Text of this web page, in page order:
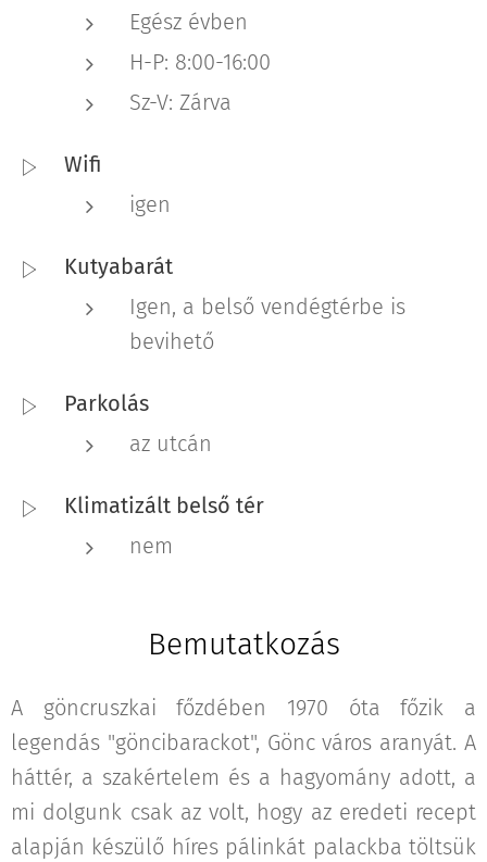
Egész évben
H-P: 8:00-16:00
Sz-V: Zárva
Wifi
igen
Kutyabarát
Igen, a belső vendégtérbe is
bevihető
Parkolás
az utcán
Klimatizált belső tér
nem
Bemutatkozás
A göncruszkai főzdében 1970 óta főzik a
legendás "göncibarackot", Gönc város aranyát. A
háttér, a szakértelem és a hagyomány adott, a
mi dolgunk csak az volt, hogy az eredeti recept
alapján készülő híres pálinkát palackba töltsük